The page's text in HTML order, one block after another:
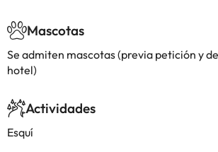
Mascotas
Se admiten mascotas (previa petición y
hotel)
Actividades
Esquí